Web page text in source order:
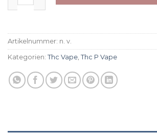
Artikelnummer: n. v.
Kategorien: Thc Vape, Thc P Vape